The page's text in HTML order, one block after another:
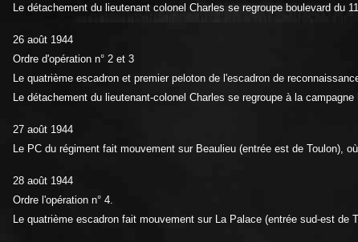
Le détachement du lieutenant colonel Charles se regroupe boulevard du
26 août 1944
Ordre d'opération n° 2 et 3
Le quatrième escadron et premier peloton de l'escadron de
Le détachement du lieutenant-colonel Charles se regroupe à la
27 août 1944
Le PC du régiment fait mouvement sur Beaulieu (entrée est de Toulon),
28 août 1944
Ordre l'opération n° 4.
Le quatrième escadron fait mouvement sur La Palace (entrée sud-est de